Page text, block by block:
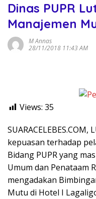
Dinas PUPR
Manajemen
M Annas
28/11/2018 11:43 AM
Views: 35
kepuasan terhadap
Bidang PUPR yang
Umum dan Penataam
mengadakan
Mutu di Hotel I